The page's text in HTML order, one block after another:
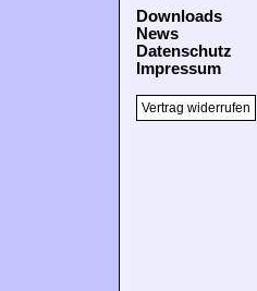
Downloads
News
Datenschutz
Impressum
Vertrag widerrufen